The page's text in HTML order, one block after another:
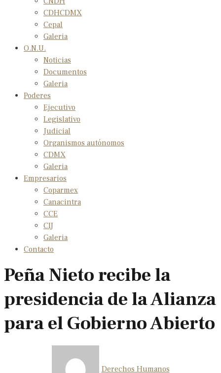
CDHCDMX
Cepal
Galeria
O.N.U.
Noticias
Documentos
Galeria
Poderes
Ejecutivo
Legislativo
Judicial
Organismos autónomos
CDMX
Galeria
Empresarios
Coparmex
Canacintra
CCE
CIJ
Galeria
Contacto
Peña Nieto recibe la
presidencia de la Alianza
para el Gobierno Abierto
Derechos Humanos